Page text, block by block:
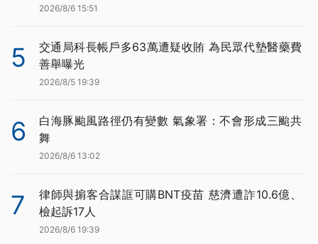
2026/8/6 15:51
5
交通局科長帳戶多63萬遭疑收賄 為民眾代墊醫藥費
善舉曝光
2026/8/5 19:39
6
白海豚颱風路徑仍有變數 氣象署：不會形成三颱共
舞
2026/8/6 13:02
7
律師與掮客合謀誆可購BNT疫苗 慈濟遭詐10.6億、
檢起訴17人
2026/8/6 19:39